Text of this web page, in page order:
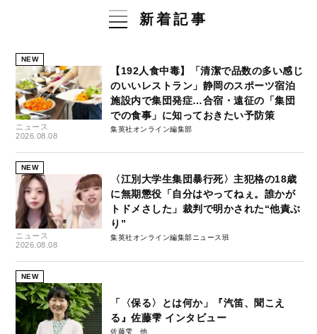
新着記事
NEW
ニュース
2026.08.08
【192人食中毒】「清潔で品数の多い感じ
のいいレストラン」静岡のスポーツ宿泊
施設内で集団発症…合宿・遠征の「集団
での食事」に知っておきたい予防策
集英社オンライン編集部
NEW
ニュース
2026.08.08
〈江別大学生集団暴行死〉主犯格の18歳
に無期懲役「自分はやってねぇ。誰かが
トドメさした」裁判で明かされた“他責ぶ
り”
集英社オンライン編集部ニュース班
NEW
「〈保る〉とは何か」『汽笛、聞こえ
る』佐藤雫 インタビュー
佐藤雫